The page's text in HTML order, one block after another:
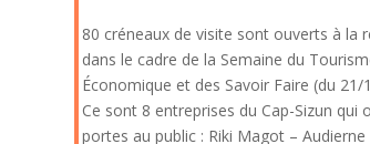
80 créneaux de visite sont ouverts à la
dans le cadre de la Semaine du
Économique et des Savoir Faire (du 21/
Ce sont 8 entreprises du Cap-Sizun qui
portes au public : Riki Magot –